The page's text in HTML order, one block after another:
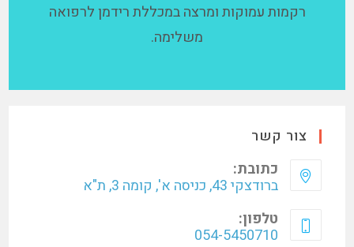
רקמות עמוקות ומרצה במכללת רידמן לרפואה
משלימה.
צור קשר
כתובת:
ברודצקי 43, כניסה א', קומה 3, ת"א
טלפון:
054-5450710